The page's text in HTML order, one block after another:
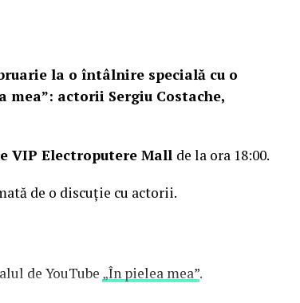
la o întâlnire specială cu o
actorii Sergiu Costache,
VIP Electroputere Mall de la ora 18:00.
de o discuție cu actorii.
de YouTube „În pielea mea”.